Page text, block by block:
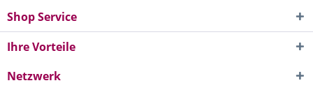
Shop Service
Ihre Vorteile
Netzwerk